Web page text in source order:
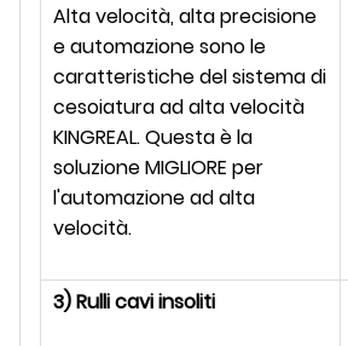
Alta velocità, alta precisione
e automazione sono le
caratteristiche del sistema di
cesoiatura ad alta velocità
KINGREAL. Questa è la
soluzione MIGLIORE per
l'automazione ad alta
velocità.
3) Rulli cavi insoliti